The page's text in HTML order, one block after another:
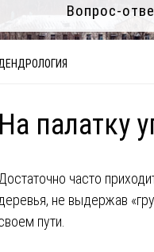
Вопрос-
На палатку
Достаточно часто
не выдержав
пути.